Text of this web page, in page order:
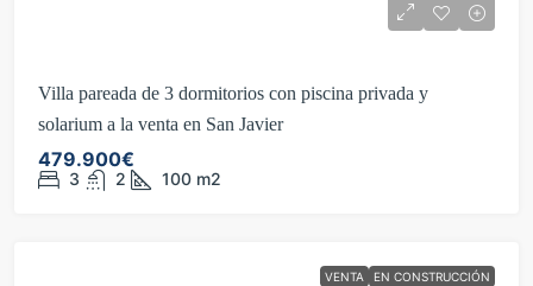
Villa pareada de 3 dormitorios con piscina privada y
solarium a la venta en San Javier
479.900€
3 2 100 m2
VENTA EN CONSTRUCCIÓN